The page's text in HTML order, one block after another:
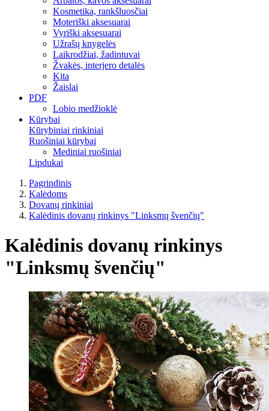
Kosmetika, rankšluosčiai
Moteriški aksesuarai
Vyriški aksesuarai
Užrašų knygelės
Laikrodžiai, žadintuvai
Žvakės, interjero detalės
Kita
Žaislai
PDF
Lobio medžioklė
Kūrybai
Kūrybiniai rinkiniai
Ruošiniai kūrybai
Mediniai ruošiniai
Lipdukai
Pagrindinis
Kalėdoms
Dovanų rinkiniai
Kalėdinis dovanų rinkinys "Linksmų švenčių"
Kalėdinis dovanų rinkinys
"Linksmų švenčių"